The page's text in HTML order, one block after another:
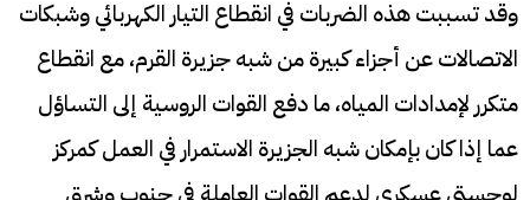
وقد تسببت هذه الضربات في انقطاع التيار الكهربائي وشبكات
الاتصالات عن أجزاء كبيرة من شبه جزيرة القرم، مع انقطاع
متكرر لإمدادات المياه، ما دفع القوات الروسية إلى التساؤل
عما إذا كان بإمكان شبه الجزيرة الاستمرار في العمل كمركز